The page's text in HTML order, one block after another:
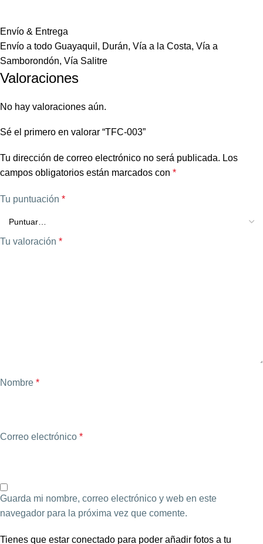
Envío & Entrega
Envío a todo Guayaquil, Durán, Vía a la Costa, Vía a
Samborondón, Vía Salitre
Valoraciones
No hay valoraciones aún.
Sé el primero en valorar “TFC-003”
Tu dirección de correo electrónico no será publicada. Los
campos obligatorios están marcados con *
Tu puntuación *
Tu valoración *
Nombre *
Correo electrónico *
Guarda mi nombre, correo electrónico y web en este
navegador para la próxima vez que comente.
Tienes que estar conectado para poder añadir fotos a tu